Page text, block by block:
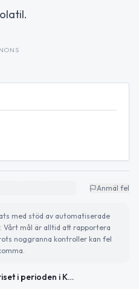
Anmäl fel
med stöd av automatiserade
Vårt mål är alltid att rapportera
noggranna kontroller kan fel
Högsta elpriset i perioden i Klippan — kraftigt upp imorgon